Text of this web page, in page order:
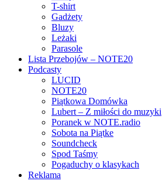
T-shirt
Gadżety
Bluzy
Leżaki
Parasole
Lista Przebojów – NOTE20
Podcasty
LUCID
NOTE20
Piątkowa Domówka
Lubert – Z miłości do muzyki
Poranek w NOTE.radio
Sobota na Piątke
Soundcheck
Spod Taśmy
Pogaduchy o klasykach
Reklama